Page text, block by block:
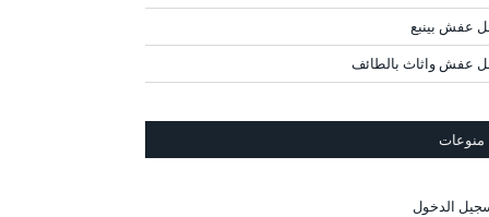
عفش بينبع
عفش واثاث بالطائف
منوعات
الدخول